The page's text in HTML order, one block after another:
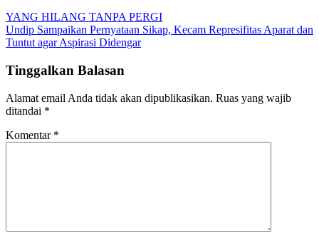
Navigasi
pos
YANG HILANG TANPA PERGI
Undip Sampaikan Pernyataan Sikap, Kecam Represifitas Aparat dan
Tuntut agar Aspirasi Didengar
Tinggalkan Balasan
Alamat email Anda tidak akan dipublikasikan. Ruas yang wajib
ditandai *
Komentar *